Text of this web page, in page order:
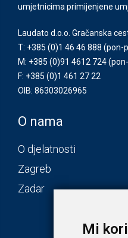
Mi
umjetnicima primijenjene
Laudato d.o.o. Gračanska
T: +385 (0)1 46 46 888 (pon-
M: +385 (0)91 4612 724
F: +385 (0)1 461 27 22
OIB: 86303026965
O nama
O djelatnosti
Zagreb
Zadar